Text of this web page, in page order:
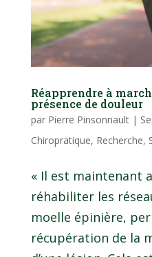
Réapprendre à
présence de douleur
par Pierre Pinsonnault|
Chiropratique, Recherche,
« Il est maintenant
réhabiliter les
moelle épinière,
récupération de la